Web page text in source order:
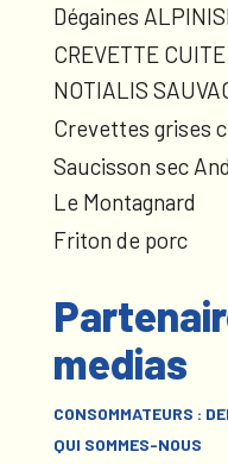
Dégaines
CREVETTE
NOTIALIS
Crevettes grises
Saucisson sec
Le Montagnard
Friton de porc
medias
CONSOMMATEURS :
QUI SOMMES-NOUS